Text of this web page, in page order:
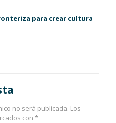
para crear cultura
no será publicada. Los
con *